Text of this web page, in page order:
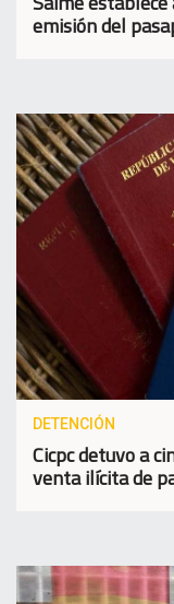
emisión del
DETENCIÓN
Cicpc detuvo a
venta ilícita de